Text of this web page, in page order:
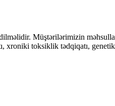
Müştərilərimizin
xroniki toksiklik tədqiqatı,